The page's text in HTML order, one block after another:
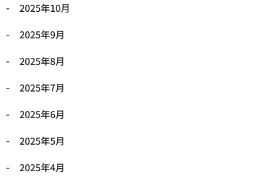
2025年10月
2025年9月
2025年8月
2025年7月
2025年6月
2025年5月
2025年4月